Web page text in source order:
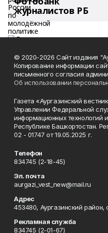
журналистов РБ
© 2020-2026 Сайт издания
Копирование информации
письменного согласия
Об использовании
Газета «Аургазинский
Управлении Федеральной
информационных технологий
Республике Башкортостан.
02 - 01747 от 19.05.2025 г.
Телефон
834745 (2-18-45)
Эл. почта
aurgazi_vest_new@mail.ru
Адрес
453480, Аургазинский район,
Рекламная служба
834745 (2-01-67)